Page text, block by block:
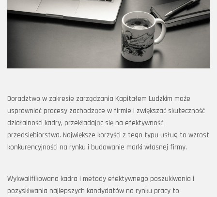
Doradztwo w zakresie zarządzania Kapitałem Ludzkim może
usprawniać procesy zachodzące w firmie i zwiększać skuteczność
działalności kadry, przekładając się na efektywność
przedsiębiorstwa. Największe korzyści z tego typu usług to wzrost
konkurencyjności na rynku i budowanie marki własnej firmy.
Wykwalifikowana kadra i metody efektywnego poszukiwania i
pozyskiwania najlepszych kandydatów na rynku pracy to